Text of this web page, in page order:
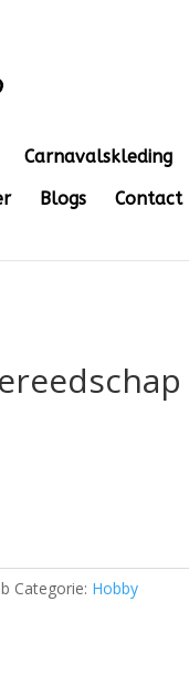
Carnavalskleding
Blogs Contact
Categorie: Hobby